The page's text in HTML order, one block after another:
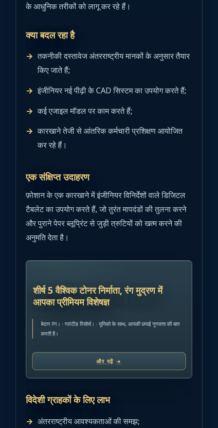
के आधुनिक तरीकों को लागू कर रहे हैं।
क्या बदल रहा है
तकनीकी दस्तावेज अंतरराष्ट्रीय मानकों के अनुसार तैयार
किए जाते हैं;
इंजीनियर नई पीढ़ी के CAD सिस्टम का उपयोग करते हैं;
कई एजाइल मॉडल पर काम करते हैं;
कारखाने तेजी से आंतरिक कर्मचारी प्रशिक्षण आयोजित
कर रहे हैं।
एक संक्षिप्त उदाहरण
फ़ोशान के एक कारखाने में इंजीनियर विनिर्देशों वाले डिजिटल
टैबलेट का उपयोग करते हैं, जो तुरंत मापदंडों की तुलना करने
और पुराने पेपर ब्लूप्रिंट से जुड़ी त्रुटियों को खत्म करने की
अनुमति देता है।
शीर्ष 5 वैश्विक टोनर निर्माता, रंग मुद्रण में
आपका प्रीमियम विशेषज्ञ
बेदाग रंग। · गारंटीड रिसोर्स। · यूनिको के साथ, आपकी छपाई गुणवत्ता की बात
करती है।
और पढ़ें →
विदेशी ग्राहकों के लिए लाभ
अंतरराष्ट्रीय आवश्यकताओं की समझ;